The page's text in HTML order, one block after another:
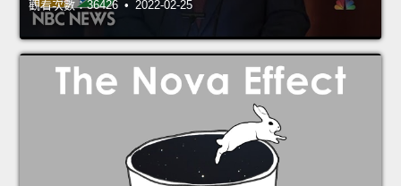
觀看次數：36426 • 2022-02-25